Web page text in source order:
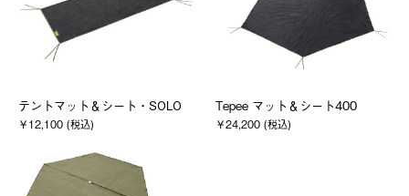
テントマット＆シート・SOLO
￥12,100 (税込)
Tepee マット＆シート400
￥24,200 (税込)